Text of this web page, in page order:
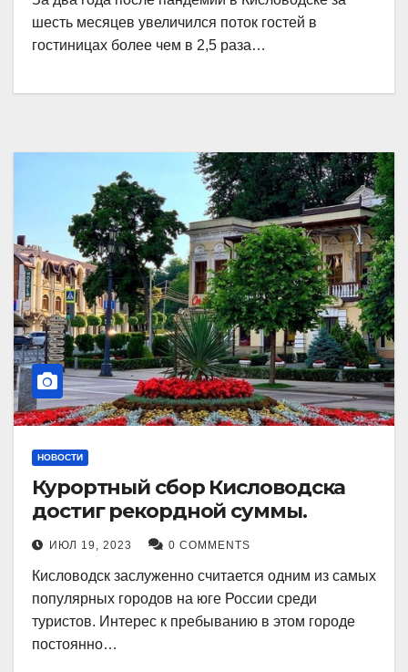
шесть месяцев увеличился поток гостей в
гостиницах более чем в 2,5 раза…
НОВОСТИ
Курортный сбор Кисловодска
достиг рекордной суммы.
ИЮЛ 19, 2023 0 COMMENTS
Кисловодск заслуженно считается одним из самых
популярных городов на юге России среди
туристов. Интерес к пребыванию в этом городе
постоянно…